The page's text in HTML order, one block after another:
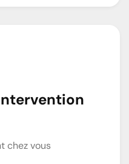
chez vous